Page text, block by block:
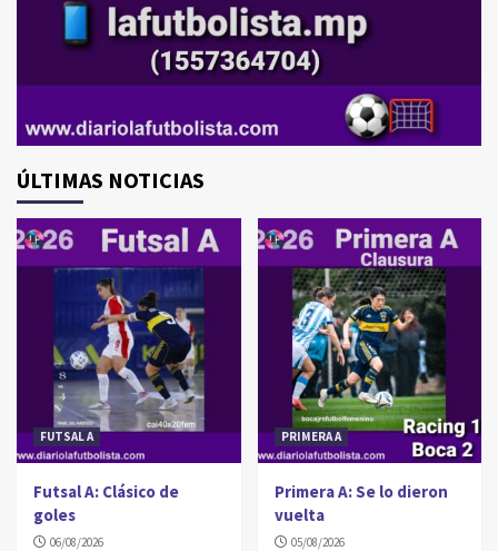
ÚLTIMAS NOTICIAS
FUTSAL A
Futsal A: Clásico de
goles
06/08/2026
PRIMERA A
Primera A: Se lo dieron
vuelta
05/08/2026